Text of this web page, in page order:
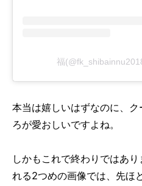
福
本当は嬉しいはずなのに、
ろが愛おしいですよね。
しかもこれで終わりではあ
れる2つめの画像では、先ほ